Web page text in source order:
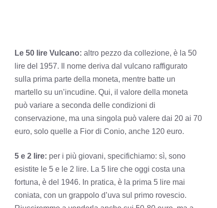
Le 50 lire Vulcano: altro pezzo da collezione, è la 50
lire del 1957. Il nome deriva dal vulcano raffigurato
sulla prima parte della moneta, mentre batte un
martello su un’incudine. Qui, il valore della moneta
può variare a seconda delle condizioni di
conservazione, ma una singola può valere dai 20 ai 70
euro, solo quelle a Fior di Conio, anche 120 euro.
5 e 2 lire: per i più giovani, specifichiamo: sì, sono
esistite le 5 e le 2 lire. La 5 lire che oggi costa una
fortuna, è del 1946. In pratica, è la prima 5 lire mai
coniata, con un grappolo d’uva sul primo rovescio.